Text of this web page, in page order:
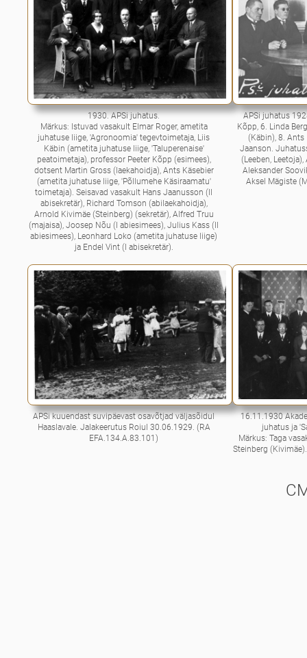
1930. APSi juhatus.
Märkus: Istuvad vasakult Elmar Roger, ametita
juhatuse liige, 'Agronoomia' tegevtoimetaja, Liis
Käbin (ametita juhatuse liige, 'Taluperenaise'
peatoimetaja), professor Peeter Kõpp (esimees),
dotsent Martin Gross (laekahoidja), Ants Käsebier
(ametita juhatuse liige, 'Põllumehe Käsiraamatu'
toimetaja). Seisavad vasakult Hans Jaanusson (II
abisekretär), Richard Tomson (abilaekahoidja),
Arnold Kivimäe (Steinberg) (sekretär), Alfred Truu
(majaisa), Joosep Nõu (I abiesimees), Julius Kass (II
abiesimees), Leonhard Loko (ametita juhatuse liige)
ja Endel Vint (I abisekretär).
APSi juhatus
Kõpp, 6. Linda
(Käbin), 8. Ants
Jaanson.
(Leeben,
Aleksander
Aksel Mägiste
APSi kuuendast suvipäevast osavõtjad väljasõidul
Haaslavale. Jalakeerutus Roiul 30.06.1929. (RA
EFA.134.A.83.101)
16.11.1930
juhatus ja
Märkus: Taga
Steinberg